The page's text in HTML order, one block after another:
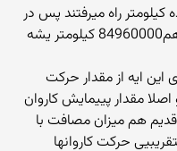
کیلومتر راه میرفتند پس در
این ایه از مقدار حرکت
مقدار پییمایش کاروان
اسیت و در قدیم هم میزان مصافت با
حرکت کاروانها